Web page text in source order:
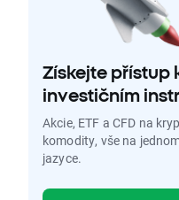
Získejte přístup
investičním
Akcie, ETF a CFD na
komodity, vše na
jazyce.